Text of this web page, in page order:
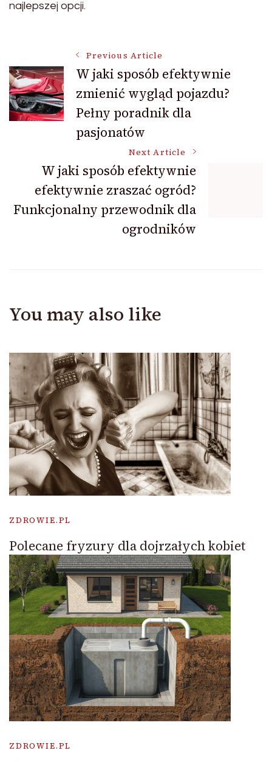
najlepszej opcji.
Post
Navigation
Previous Article
W jaki sposób efektywnie
zmienić wygląd pojazdu?
Pełny poradnik dla
pasjonatów
Next Article
W jaki sposób efektywnie
efektywnie zraszać ogród?
Funkcjonalny przewodnik dla
ogrodników
You may also like
ZDROWIE.PL
Polecane fryzury dla dojrzałych kobiet
ZDROWIE.PL